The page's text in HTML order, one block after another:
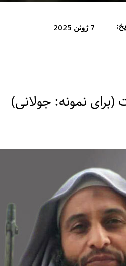
7 ژوئن 2025
نمونه: جولانی)